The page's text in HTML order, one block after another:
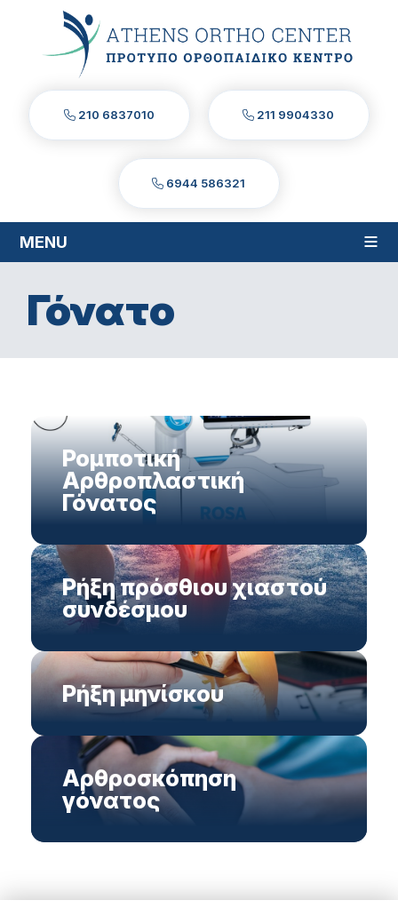
210 6837010 211 9904330
6944 586321
MENU ≡
Γόνατο
Ρομποτική
Αρθροπλαστική
Γόνατος
Ρήξη πρόσθιου χιαστού
συνδέσμου
Ρήξη μηνίσκου
Αρθροσκόπηση
γόνατος